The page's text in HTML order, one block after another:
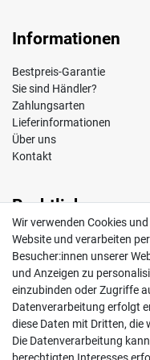
Informationen
Bestpreis-Garantie
Sie sind Händler?
Zahlungsarten
Lieferinformationen
Über uns
Kontakt
Rechtliches
Impressum
AGB
Widerrufsrecht
Datenschutz
Vertrag widerrufen
Mein Konto
Wir verwenden Cookies
Website und verarbeiten
Besucher:innen unserer
und Anzeigen zu
einzubinden oder Zugriffe
Datenverarbeitung erfolgt
diese Daten mit Dritten, die
Die Datenverarbeitung